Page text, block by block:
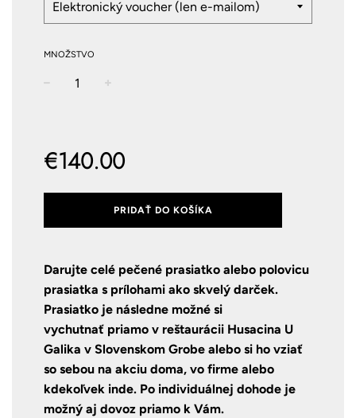
MNOŽSTVO
€140.00
PRIDAŤ DO KOŠÍKA
Darujte celé pečené prasiatko alebo polovicu
prasiatka s prílohami ako skvelý darček.
Prasiatko je následne možné si
vychutnať priamo v reštaurácii Husacina U
Galika v Slovenskom Grobe alebo si ho vziať
so sebou na akciu doma, vo firme alebo
kdekoľvek inde. Po individuálnej dohode je
možný aj dovoz priamo k Vám.